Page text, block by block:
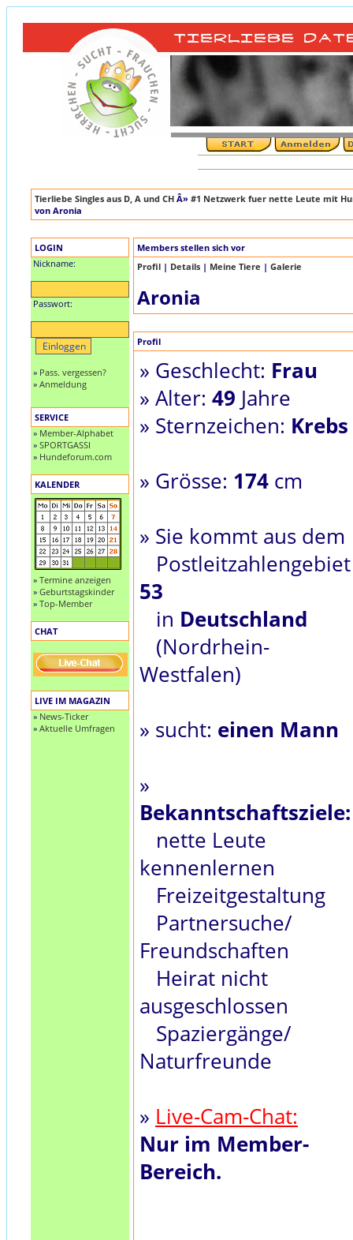
Tierliebe Singles aus D, A und CH Â» #1 Netzwerk fuer nette Leute mit
von Aronia
LOGIN
Nickname:
Passwort:
» Pass. vergessen?
» Anmeldung
SERVICE
» Member-Alphabet
» SPORTGASSI
» Hundeforum.com
KALENDER
» Termine anzeigen
» Geburtstagskinder
» Top-Member
CHAT
LIVE IM MAGAZIN
» News-Ticker
» Aktuelle Umfragen
Members stellen sich vor
Profil | Details | Meine Tiere | Galerie
Aronia
Profil
» Geschlecht: Frau
» Alter: 49 Jahre
» Sternzeichen: Krebs
» Grösse: 174 cm
» Sie kommt aus dem
Postleitzahlengebiet
53
in Deutschland
(Nordrhein-
Westfalen)
» sucht: einen Mann
»
Bekanntschaftsziele:
nette Leute
kennenlernen
Freizeitgestaltung
Partnersuche/
Freundschaften
Heirat nicht
ausgeschlossen
Spaziergänge/
Naturfreunde
» Live-Cam-Chat:
Nur im Member-
Bereich.